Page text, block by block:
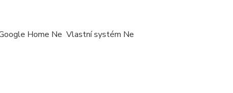
Home Ne Vlastní systém Ne